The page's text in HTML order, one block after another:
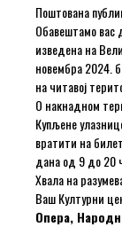
Поштована
Обавештамо вас
изведена на
новембра 2024.
на читавој
О накнадном
Купљене
вратити на
дана од 9 до 20
Хвала на
Ваш Културни
Опера,